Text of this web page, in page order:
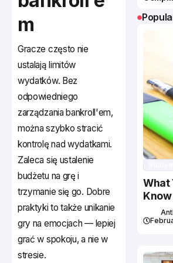
m
Gracze często nie
ustalają limitów
wydatków. Bez
odpowiedniego
zarządzania bankroll'em,
można szybko stracić
kontrolę nad wydatkami.
Zaleca się ustalenie
budżetu na grę i
trzymanie się go. Dobre
praktyki to także unikanie
gry na emocjach — lepiej
grać w spokoju, a nie w
stresie.
What